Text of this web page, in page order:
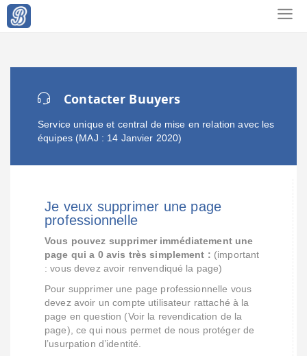
Contacter Buuyers
Service unique et central de mise en relation avec les
équipes (MAJ : 14 Janvier 2020)
Je veux supprimer une page
professionnelle
Vous pouvez supprimer immédiatement une
page qui a 0 avis très simplement : (important
: vous devez avoir renvendiqué la page)
Pour supprimer une page professionnelle vous
devez avoir un compte utilisateur rattaché à la
page en question (Voir la revendication de la
page), ce qui nous permet de nous protéger de
l’usurpation d’identité.